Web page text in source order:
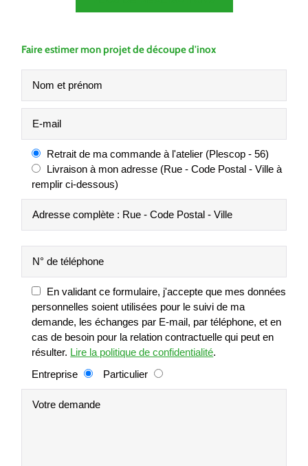
Faire estimer mon projet de découpe d'inox
Retrait de ma commande à l'atelier (Plescop - 56)
Livraison à mon adresse (Rue - Code Postal - Ville à
remplir ci-dessous)
En validant ce formulaire, j'accepte que mes données
personnelles soient utilisées pour le suivi de ma
demande, les échanges par E-mail, par téléphone, et en
cas de besoin pour la relation contractuelle qui peut en
résulter. Lire la politique de confidentialité.
Entreprise
Particulier